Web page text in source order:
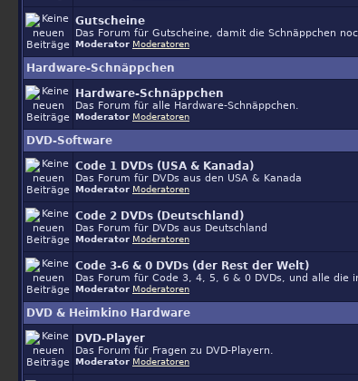
Gutscheine
Das Forum für Gutscheine, damit die Schnäppchen
Moderator Moderatoren
Hardware-Schnäppchen
Hardware-Schnäppchen
Das Forum für alle Hardware-Schnäppchen.
Moderator Moderatoren
DVD-Software
Code 1 DVDs (USA & Kanada)
Das Forum für DVDs aus den USA & Kanada
Moderator Moderatoren
Code 2 DVDs (Deutschland)
Das Forum für DVDs aus Deutschland
Moderator Moderatoren
Code 3-6 & 0 DVDs (der Rest der Welt)
Das Forum für Code 3, 4, 5, 6 & 0 DVDs, und alle die
Moderator Moderatoren
DVD & Heimkino Hardware
DVD-Player
Das Forum für Fragen zu DVD-Playern.
Moderator Moderatoren